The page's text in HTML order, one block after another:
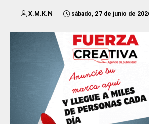
X.M.K.N sábado, 27 de junio de